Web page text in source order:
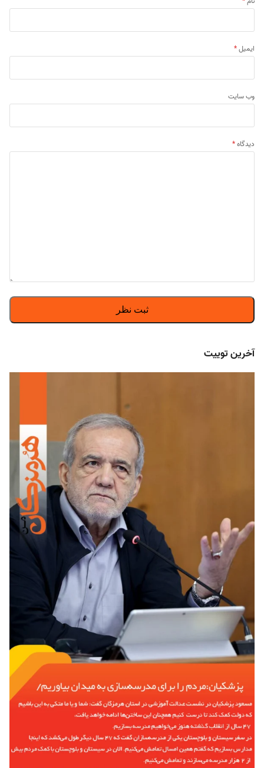
ایمیل*
وب‌ سایت
دیدگاه*
آخرین توییت